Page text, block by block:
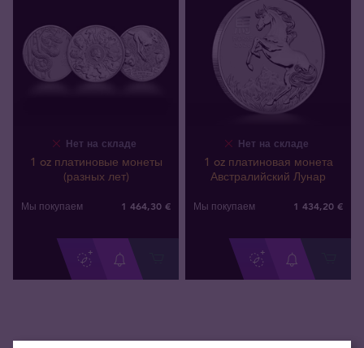
Нет на складе
1 oz платиновые монеты
(разных лет)
Мы покупаем 1 464,30 €
Нет на складе
1 oz платиновая монета
Австралийский Лунар
Мы покупаем 1 434,20 €